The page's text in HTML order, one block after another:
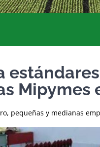
Mipymes
pequeñas y medianas